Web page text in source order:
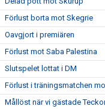
Förlust borta mot Skegrie
Oavgjort i premiären
Förlust mot Saba Palestina
Slutspelet lottat i DM
Förlust i träningsmatchen
Mållöst när vi gästade